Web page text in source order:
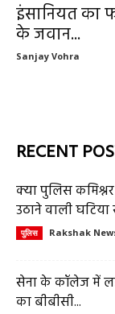
इंसानियत का
के जवान...
Sanjay Vohra
RECENT
क्या पुलिस
उठाने वाली
पुलिस Rakshak
सेना के कॉलेज में
का बीबीसी...